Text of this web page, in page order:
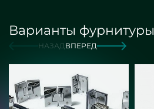
Варианты фурнитуры
НАЗАДВПЕРЕД